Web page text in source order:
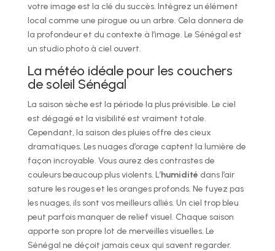
votre image est la clé du succès. Intégrez un élément
local comme une pirogue ou un arbre. Cela donnera de
la profondeur et du contexte à l’image. Le Sénégal est
un studio photo à ciel ouvert.
La météo idéale pour les couchers
de soleil Sénégal
La saison sèche est la période la plus prévisible. Le ciel
est dégagé et la visibilité est vraiment totale.
Cependant, la saison des pluies offre des cieux
dramatiques. Les nuages d’orage captent la lumière de
façon incroyable. Vous aurez des contrastes de
couleurs beaucoup plus violents. L’humidité dans l’air
sature les rouges et les oranges profonds. Ne fuyez pas
les nuages, ils sont vos meilleurs alliés. Un ciel trop bleu
peut parfois manquer de relief visuel. Chaque saison
apporte son propre lot de merveilles visuelles. Le
Sénégal ne déçoit jamais ceux qui savent regarder.